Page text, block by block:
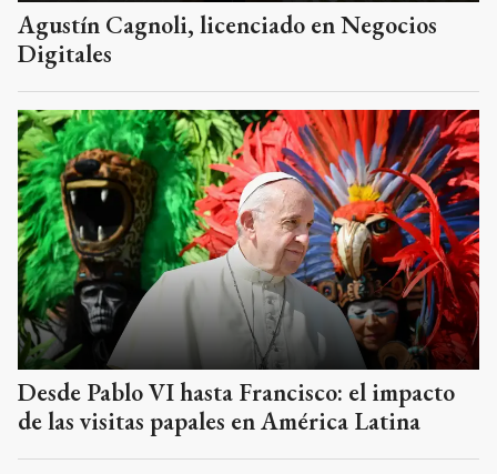
Agustín Cagnoli, licenciado en Negocios
Digitales
Desde Pablo VI hasta Francisco: el impacto
de las visitas papales en América Latina